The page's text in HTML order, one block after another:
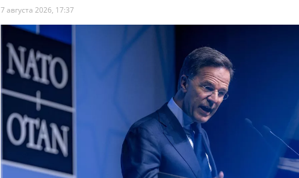
7 августа 2026, 17:37